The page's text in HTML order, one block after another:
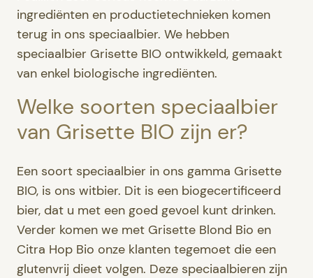
ingrediënten en productietechnieken komen
terug in ons speciaalbier. We hebben
speciaalbier Grisette BIO ontwikkeld, gemaakt
van enkel biologische ingrediënten.
Welke soorten speciaalbier
van Grisette BIO zijn er?
Een soort speciaalbier in ons gamma Grisette
BIO, is ons witbier. Dit is een biogecertificeerd
bier, dat u met een goed gevoel kunt drinken.
Verder komen we met Grisette Blond Bio en
Citra Hop Bio onze klanten tegemoet die een
glutenvrij dieet volgen. Deze speciaalbieren zijn